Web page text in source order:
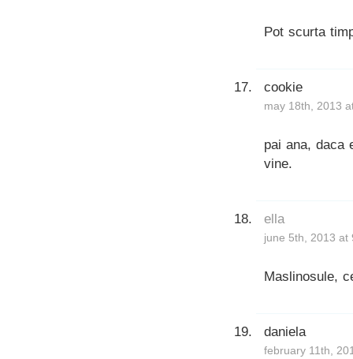
Pot scurta
cookie
may 18th, 2013
pai ana, daca
vine.
ella
june 5th, 2013 at
Maslinosule,
daniela
february 11th,